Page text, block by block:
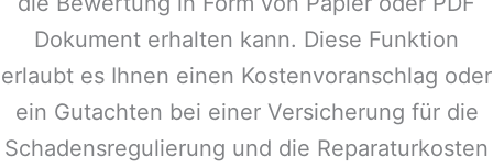
Dokument erhalten kann. Diese Funktion
erlaubt es Ihnen einen Kostenvoranschlag oder
ein Gutachten bei einer Versicherung für die
Schadensregulierung und die Reparaturkosten